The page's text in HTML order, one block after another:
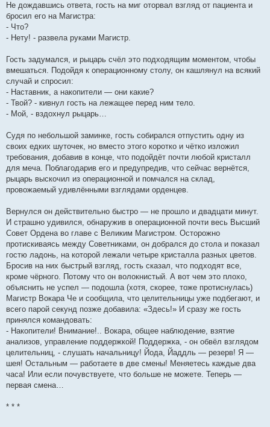
Не дождавшись ответа, гость на миг оторвал взгляд от пациента и
бросил его на Магистра:
- Что?
- Нету! - развела руками Магистр.
Гость задумался, и рыцарь счёл это подходящим моментом, чтобы
вмешаться. Подойдя к операционному столу, он кашлянул на всякий
случай и спросил:
- Наставник, а накопители — они какие?
- Твой? - кивнул гость на лежащее перед ним тело.
- Мой, - вздохнул рыцарь…
Судя по небольшой заминке, гость собирался отпустить одну из
своих едких шуточек, но вместо этого коротко и чётко изложил
требования, добавив в конце, что подойдёт почти любой кристалл
для меча. Поблагодарив его и предупредив, что сейчас вернётся,
рыцарь выскочил из операционной и помчался на склад,
провожаемый удивлёнными взглядами орденцев.
Вернулся он действительно быстро — не прошло и двадцати минут.
И страшно удивился, обнаружив в операционной почти весь Высший
Совет Ордена во главе с Великим Магистром. Осторожно
протискиваясь между Советниками, он добрался до стола и показал
гостю ладонь, на которой лежали четыре кристалла разных цветов.
Бросив на них быстрый взгляд, гость сказал, что подходят все,
кроме чёрного. Потому что он волокнистый. А вот чем это плохо,
объяснить не успел — подошла (хотя, скорее, тоже протиснулась)
Магистр Вокара Че и сообщила, что целительницы уже подбегают, и
всего парой секунд позже добавила: «Здесь!» И сразу же гость
принялся командовать:
- Накопители! Внимание!.. Вокара, общее наблюдение, взятие
анализов, управление поддержкой! Поддержка, - он обвёл взглядом
целительниц, - слушать начальницу! Йода, Йаддль — резерв! Я —
шея! Остальным — работаете в две смены! Меняетесь каждые два
часа! Или если почувствуете, что больше не можете. Теперь —
первая смена…
* * *